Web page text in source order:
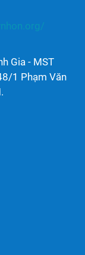
Gia - MST
1 Phạm Văn